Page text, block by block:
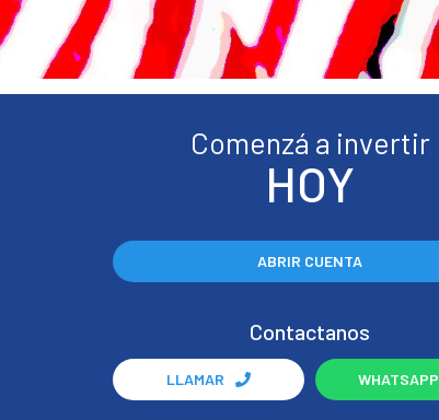
Comenzá a invertir
HOY
ABRIR CUENTA
Contactanos
LLAMAR WHATSAPP